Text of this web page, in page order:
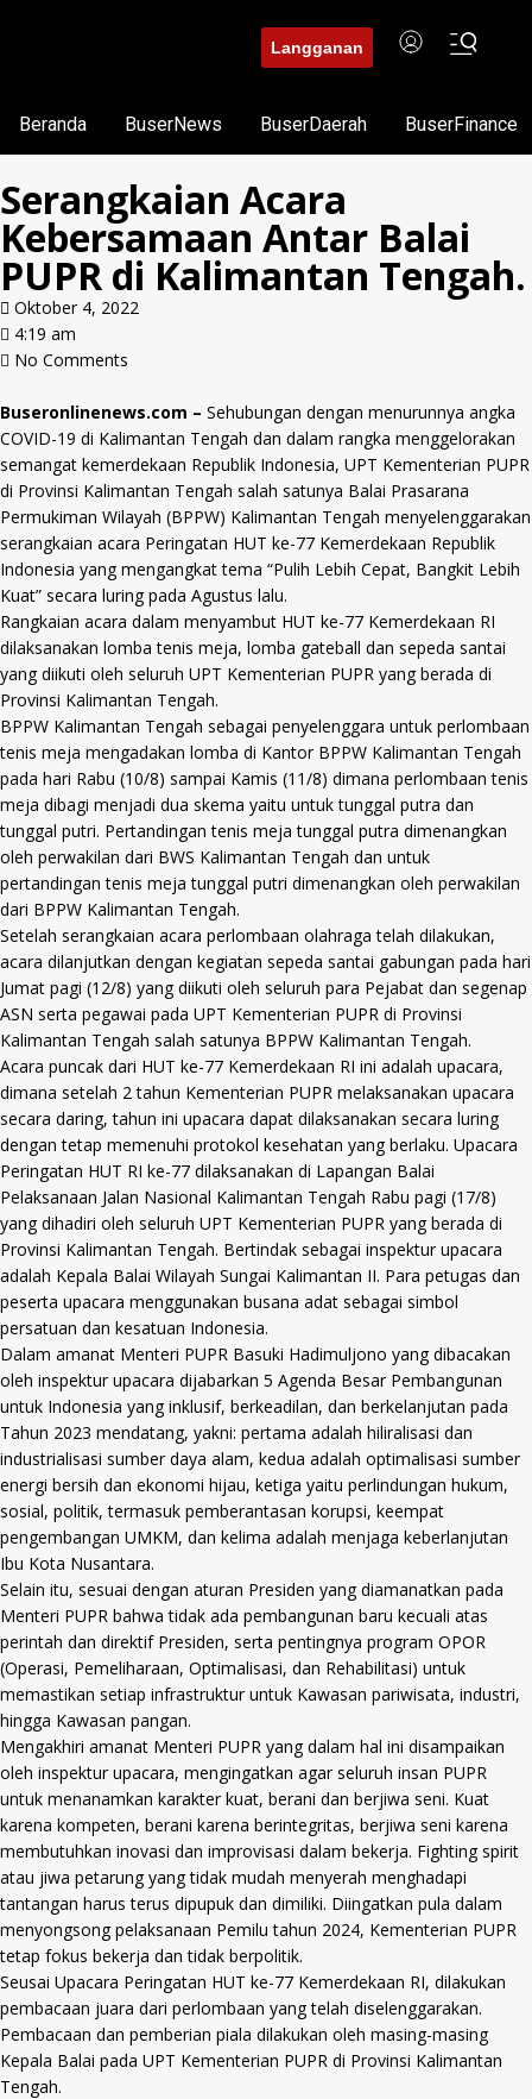
Langganan
Beranda BuserNews BuserDaerah BuserFinance
Serangkaian Acara
Kebersamaan Antar Balai
PUPR di Kalimantan Tengah.
Oktober 4, 2022
4:19 am
No Comments
Buseronlinenews.com – Sehubungan dengan menurunnya angka
COVID-19 di Kalimantan Tengah dan dalam rangka menggelorakan
semangat kemerdekaan Republik Indonesia, UPT Kementerian PUPR
di Provinsi Kalimantan Tengah salah satunya Balai Prasarana
Permukiman Wilayah (BPPW) Kalimantan Tengah menyelenggarakan
serangkaian acara Peringatan HUT ke-77 Kemerdekaan Republik
Indonesia yang mengangkat tema “Pulih Lebih Cepat, Bangkit Lebih
Kuat” secara luring pada Agustus lalu.
Rangkaian acara dalam menyambut HUT ke-77 Kemerdekaan RI
dilaksanakan lomba tenis meja, lomba gateball dan sepeda santai
yang diikuti oleh seluruh UPT Kementerian PUPR yang berada di
Provinsi Kalimantan Tengah.
BPPW Kalimantan Tengah sebagai penyelenggara untuk perlombaan
tenis meja mengadakan lomba di Kantor BPPW Kalimantan Tengah
pada hari Rabu (10/8) sampai Kamis (11/8) dimana perlombaan tenis
meja dibagi menjadi dua skema yaitu untuk tunggal putra dan
tunggal putri. Pertandingan tenis meja tunggal putra dimenangkan
oleh perwakilan dari BWS Kalimantan Tengah dan untuk
pertandingan tenis meja tunggal putri dimenangkan oleh perwakilan
dari BPPW Kalimantan Tengah.
Setelah serangkaian acara perlombaan olahraga telah dilakukan,
acara dilanjutkan dengan kegiatan sepeda santai gabungan pada hari
Jumat pagi (12/8) yang diikuti oleh seluruh para Pejabat dan segenap
ASN serta pegawai pada UPT Kementerian PUPR di Provinsi
Kalimantan Tengah salah satunya BPPW Kalimantan Tengah.
Acara puncak dari HUT ke-77 Kemerdekaan RI ini adalah upacara,
dimana setelah 2 tahun Kementerian PUPR melaksanakan upacara
secara daring, tahun ini upacara dapat dilaksanakan secara luring
dengan tetap memenuhi protokol kesehatan yang berlaku. Upacara
Peringatan HUT RI ke-77 dilaksanakan di Lapangan Balai
Pelaksanaan Jalan Nasional Kalimantan Tengah Rabu pagi (17/8)
yang dihadiri oleh seluruh UPT Kementerian PUPR yang berada di
Provinsi Kalimantan Tengah. Bertindak sebagai inspektur upacara
adalah Kepala Balai Wilayah Sungai Kalimantan II. Para petugas dan
peserta upacara menggunakan busana adat sebagai simbol
persatuan dan kesatuan Indonesia.
Dalam amanat Menteri PUPR Basuki Hadimuljono yang dibacakan
oleh inspektur upacara dijabarkan 5 Agenda Besar Pembangunan
untuk Indonesia yang inklusif, berkeadilan, dan berkelanjutan pada
Tahun 2023 mendatang, yakni: pertama adalah hiliralisasi dan
industrialisasi sumber daya alam, kedua adalah optimalisasi sumber
energi bersih dan ekonomi hijau, ketiga yaitu perlindungan hukum,
sosial, politik, termasuk pemberantasan korupsi, keempat
pengembangan UMKM, dan kelima adalah menjaga keberlanjutan
Ibu Kota Nusantara.
Selain itu, sesuai dengan aturan Presiden yang diamanatkan pada
Menteri PUPR bahwa tidak ada pembangunan baru kecuali atas
perintah dan direktif Presiden, serta pentingnya program OPOR
(Operasi, Pemeliharaan, Optimalisasi, dan Rehabilitasi) untuk
memastikan setiap infrastruktur untuk Kawasan pariwisata, industri,
hingga Kawasan pangan.
Mengakhiri amanat Menteri PUPR yang dalam hal ini disampaikan
oleh inspektur upacara, mengingatkan agar seluruh insan PUPR
untuk menanamkan karakter kuat, berani dan berjiwa seni. Kuat
karena kompeten, berani karena berintegritas, berjiwa seni karena
membutuhkan inovasi dan improvisasi dalam bekerja. Fighting spirit
atau jiwa petarung yang tidak mudah menyerah menghadapi
tantangan harus terus dipupuk dan dimiliki. Diingatkan pula dalam
menyongsong pelaksanaan Pemilu tahun 2024, Kementerian PUPR
tetap fokus bekerja dan tidak berpolitik.
Seusai Upacara Peringatan HUT ke-77 Kemerdekaan RI, dilakukan
pembacaan juara dari perlombaan yang telah diselenggarakan.
Pembacaan dan pemberian piala dilakukan oleh masing-masing
Kepala Balai pada UPT Kementerian PUPR di Provinsi Kalimantan
Tengah.